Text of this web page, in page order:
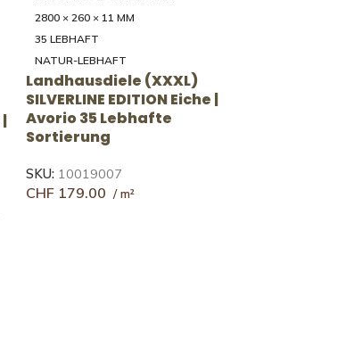
5 × 20 MM
46 RUSTIKAL
RUSTIKAL
Landhausdiele (XXXL)
UNICOPARK Eiche | Natur
46 Rustikale Sortierung
SKU: 10143882
CHF214.04 CHF148.92